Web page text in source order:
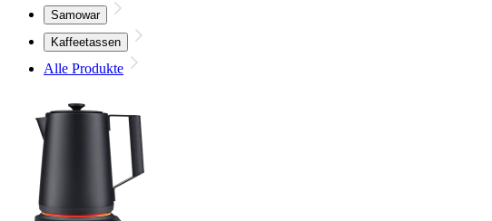
Samowar
Kaffeetassen
Alle Produkte